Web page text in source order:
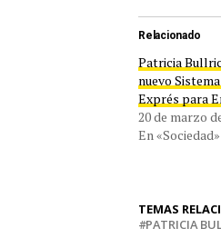
Relacionado
Patricia
nuevo
Exprés para
20 de marzo
En «Sociedad»
TEMAS
PATRICIA